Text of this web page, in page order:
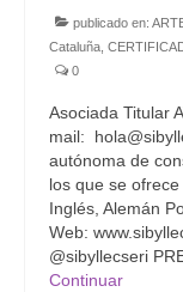
publicado en:
Cataluña
0
Asociada Titular
mail:
autónoma de
los que se
Inglés, Alemán
Web:
@sibyllecseri
Continuar